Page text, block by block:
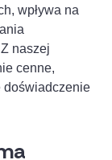
wpływa na
naszej
cenne,
doświadczenie